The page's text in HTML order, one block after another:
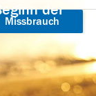
der
Missbrauch